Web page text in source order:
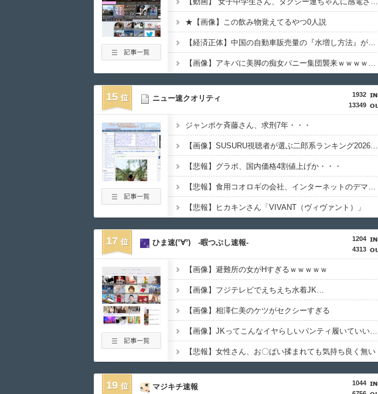
★【画像】この飲み物覚えてるやつ0人説
【経済正体】中国の自動車販売量の『水増し方法』がこちらｗｗｗｗｗｗｗｗ
【画像】アキバに美脚の痴女バニー集団襲来ｗｗｗｗｗｗｗｗｗｗ
15
1932
13349
ニュー速クオリティ
ジャンポケ斉藤さん、求刑7年・・・
【画像】SUSURU視聴者が選ぶ二郎系ランキング2026が発表されるｗｗｗ
【悲報】グラボ、国内価格4割値上げか・・・
【悲報】食用コオロギの会社、インターネットのデマのせいで倒産・・・
【悲報】ヒカキンさん「VIVANT（ヴィヴァント）」
17
1204
4313
ひま速(°∀°) -暇つぶし速報-
【画像】避難所の女がHすぎるｗｗｗｗｗ
【画像】フジテレビでえちえち水着JK…
【画像】相澤仁美のケツがセクシーすぎる
【画像】JKってこんなイヤらしいパンティ履いていいの？ｗｗｗｗｗ
【悲報】女性さん、お〇ぱい揉まれても気持ち良く無い
19
1044
マジキチ速報